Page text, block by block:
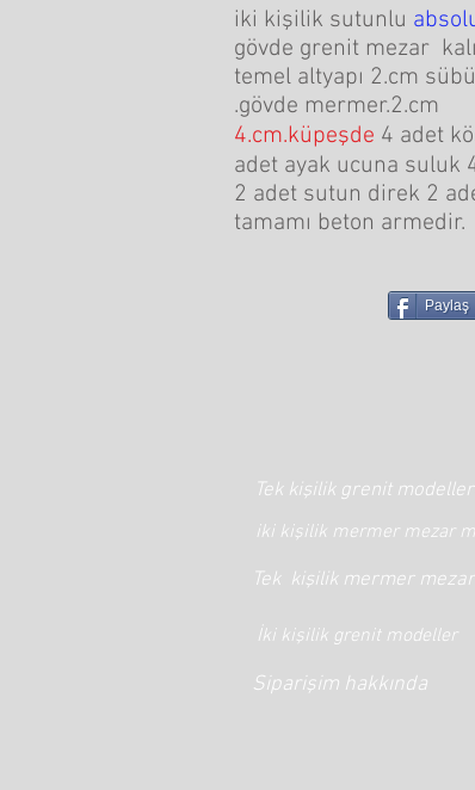
iki kişilik sutunlu
gövde grenit mezar
temel altyapı 2.cm
.gövde mermer.2.cm
4.cm.küpeşde 4 adet
adet ayak ucuna suluk
2 adet sutun direk 2
tamamı beton armedir.
Paylaş
Tek kişilik grenit
iki kişilik mermer mezar
Tek kişilik mermer
İki kişilik grenit modeller
Siparişim hakkında